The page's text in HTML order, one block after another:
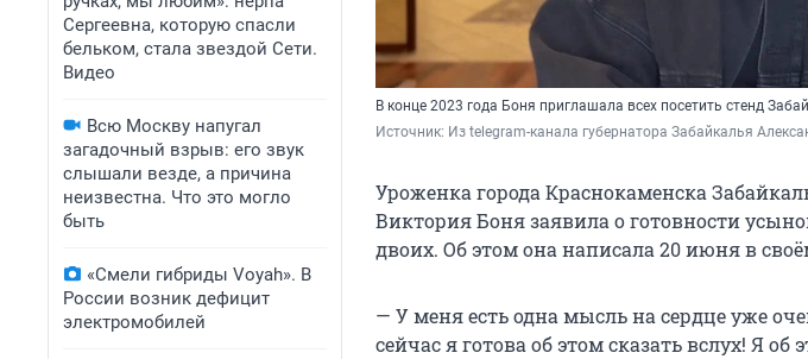
Сергеевна, которую спасли
бельком, стала звездой Сети.
Видео
Всю Москву напугал
загадочный взрыв: его звук
слышали везде, а причина
неизвестна. Что это могло
быть
«Смели гибриды Voyah». В
России возник дефицит
электромобилей
В конце 2023 года Боня приглашала всех посетить стенд
Источник: Из telegram-канала губернатора Забайкалья
Уроженка города Краснокаменска
Виктория Боня заявила о готовности
двоих. Об этом она написала 20 июня в
— У меня есть одна мысль на сердце уже
сейчас я готова об этом сказать вслух! Я